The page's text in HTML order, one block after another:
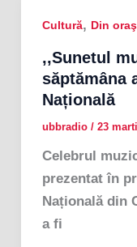
Cultură, Din oraş
,,Sunetul
săptămâna
Națională
ubbradio / 23
Celebrul
prezentat în
Națională din
a fi